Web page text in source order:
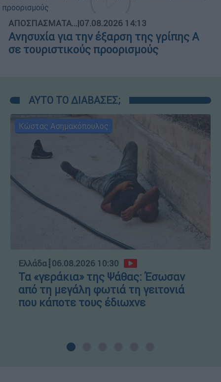
ΑΠΟΣΠΑΣΜΑΤΑ...|07.08.2026 14:13
Ανησυχία για την έξαρση της γρίπης Α
σε τουριστικούς προορισμούς
ΑΥΤΟ ΤΟ ΔΙΑΒΑΣΕΣ;
Κώστας Ασημακόπουλος
Ελλάδα┋06.08.2026 10:30
Τα «γεράκια» της Ψάθας: Έσωσαν
από τη μεγάλη φωτιά τη γειτονιά
που κάποτε τους έδιωχνε